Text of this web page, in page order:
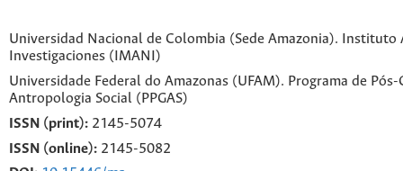
Universidad Nacional de Colombia (Sede Amazonia). Instituto
Investigaciones (IMANI)
Universidade Federal do Amazonas (UFAM). Programa de Pós-
Antropologia Social (PPGAS)
ISSN (print): 2145-5074
ISSN (online): 2145-5082